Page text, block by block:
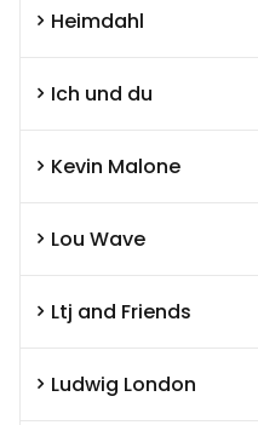
Heimdahl
Ich und du
Kevin Malone
Lou Wave
Ltj and Friends
Ludwig London